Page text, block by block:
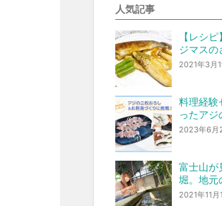
人気記事
【レシ
ジマスの
2021年3月
料理経験
ったアジ
2023年6月
富士山が
堀。地元
2021年11